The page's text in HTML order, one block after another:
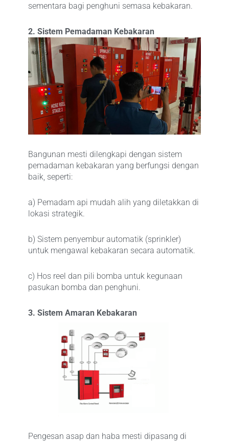
sementara bagi penghuni semasa kebakaran.
2. Sistem Pemadaman Kebakaran
Bangunan mesti dilengkapi dengan sistem
pemadaman kebakaran yang berfungsi dengan
baik, seperti:
a) Pemadam api mudah alih yang diletakkan di
lokasi strategik.
b) Sistem penyembur automatik (sprinkler)
untuk mengawal kebakaran secara automatik.
c) Hos reel dan pili bomba untuk kegunaan
pasukan bomba dan penghuni.
3. Sistem Amaran Kebakaran
Pengesan asap dan haba mesti dipasang di